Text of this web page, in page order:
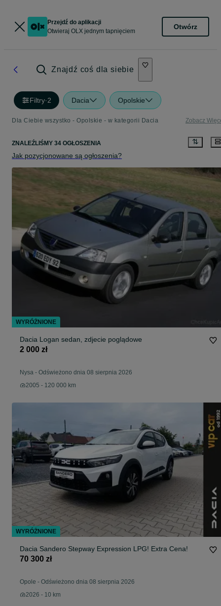
Przejdź do aplikacji
Otwieraj OLX jednym tapnięciem
Otwórz
Znajdź coś dla siebie
Filtry·2 Dacia Opolskie
Dla Ciebie wszystko - Opolskie - w kategorii Dacia Zobacz
ZNALEŹLIŚMY 34 OGŁOSZENIA
Jak pozycjonowane są ogłoszenia?
Dacia Logan sedan, zdjecie poglądowe
2 000 zł
Nysa - Odświeżono dnia 08 sierpnia 2026
2005 - 120 000 km
Dacia Sandero Stepway Expression LPG! Extra Cena!
70 300 zł
Opole - Odświeżono dnia 08 sierpnia 2026
2026 - 10 km
WYRÓŻNIONE
WYRÓŻNIONE